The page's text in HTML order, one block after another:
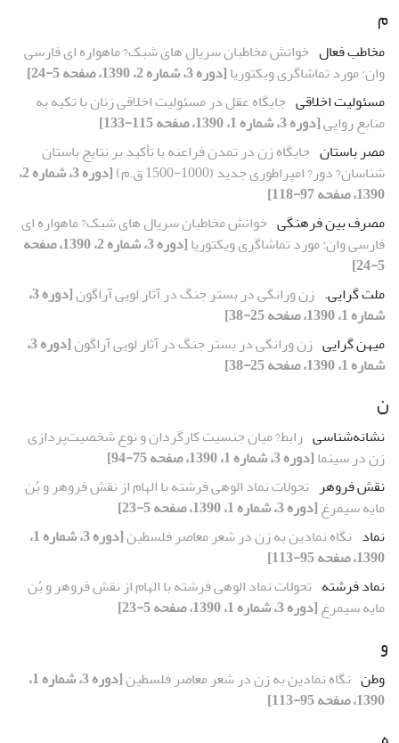
م
مخاطب فعال خوانش مخاطبان سریال های شبک? ماهواره ای فارسی
وان: مورد تماشاگری ویکتوریا[دوره 3، شماره 2، 1390، صفحه 5-24]
مسئولیت اخلاقی جایگاه عقل در مسئولیت اخلاقی زنان با تکیه به
منابع روایی[دوره 3، شماره 1، 1390، صفحه 115-133]
مصر باستان جایگاه زن در تمدن فراعنه با تأکید بر نتایج باستان
شناسان? دور? امپراطوری جدید (1000-1500 ق.م)
[دوره 3، شماره 2،
1390، صفحه 97-118]
مصرف بین فرهنگی خوانش مخاطبان سریال های شبک? ماهواره ای
فارسی وان: مورد تماشاگری ویکتوریا
[دوره 3، شماره 2، 1390، صفحه
5-24]
ملت گرایی. زن ورانگی در بستر جنگ در آثار لویی آراگون
[دوره 3،
شماره 1، 1390، صفحه 25-38]
میهن گرایی زن ورانگی در بستر جنگ در آثار لویی آراگون
[دوره 3،
شماره 1، 1390، صفحه 25-38]
ن
نشانه‌شناسی رابط? میان جنسیت کارگردان و نوع شخصیت‌پردازی
زن در سینما[دوره 3، شماره 1، 1390، صفحه 75-94]
نقش فروهر تحولات نماد الوهی فرشته با الهام از نقش فروهر و بُن
مایه سیمرغ[دوره 3، شماره 1، 1390، صفحه 5-23]
نماد نگاه نمادین به زن در شعر معاصر فلسطین
[دوره 3، شماره 1،
1390، صفحه 95-113]
نماد فرشته تحولات نماد الوهی فرشته با الهام از نقش فروهر و بُن
مایه سیمرغ[دوره 3، شماره 1، 1390، صفحه 5-23]
و
وطن نگاه نمادین به زن در شعر معاصر فلسطین
[دوره 3، شماره 1،
1390، صفحه 95-113]